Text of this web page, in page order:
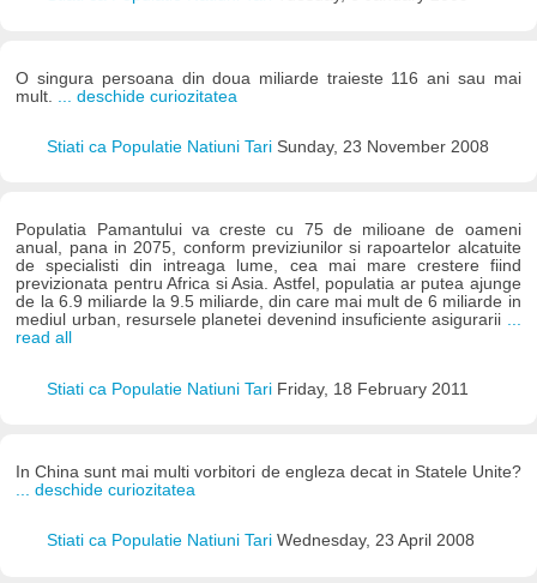
O singura persoana din doua miliarde traieste 116 ani sau mai
mult.
... deschide curiozitatea
Stiati ca Populatie Natiuni Tari Sunday, 23 November 2008
Populatia Pamantului va creste cu 75 de milioane de oameni
anual, pana in 2075, conform previziunilor si rapoartelor alcatuite
de specialisti din intreaga lume, cea mai mare crestere fiind
previzionata pentru Africa si Asia. Astfel, populatia ar putea ajunge
de la 6.9 miliarde la 9.5 miliarde, din care mai mult de 6 miliarde in
mediul urban, resursele planetei devenind insuficiente asigurarii ...
read all
Stiati ca Populatie Natiuni Tari Friday, 18 February 2011
In China sunt mai multi vorbitori de engleza decat in Statele Unite?
... deschide curiozitatea
Stiati ca Populatie Natiuni Tari Wednesday, 23 April 2008